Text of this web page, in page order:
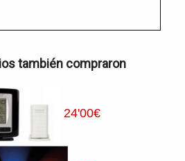
también compraron
24'00€